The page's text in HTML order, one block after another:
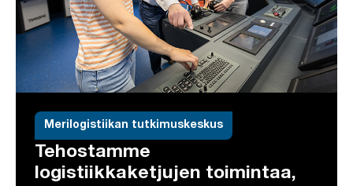
Merilogistiikan tutkimuskeskus
Tehostamme
logistiikkaketjujen toimintaa,